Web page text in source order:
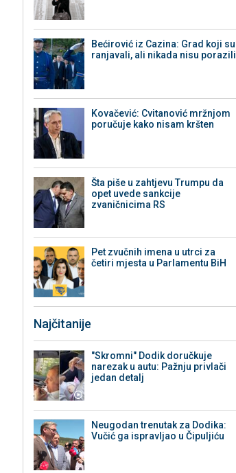
Bećirović iz Cazina: Grad koji su
ranjavali, ali nikada nisu porazili
Kovačević: Cvitanović mržnjom
poručuje kako nisam kršten
Šta piše u zahtjevu Trumpu da
opet uvede sankcije
zvaničnicima RS
Pet zvučnih imena u utrci za
četiri mjesta u Parlamentu BiH
Najčitanije
"Skromni" Dodik doručkuje
narezak u autu: Pažnju privlači
jedan detalj
Neugodan trenutak za Dodika:
Vučić ga ispravljao u Čipuljiću